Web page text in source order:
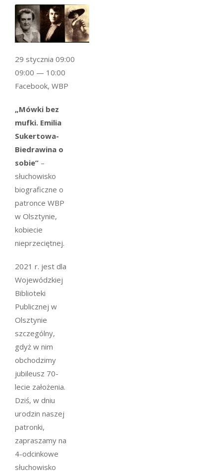
„Mówki bez
mufki. Emilia
Sukertowa-
Biedrawina o
sobie” –
słuchowisko
biograficzne o
patronce WBP
w Olsztynie,
kobiecie
nieprzeciętnej.
2021 r. jest dla
Wojewódzkiej
Biblioteki
Publicznej w
Olsztynie
szczególny,
gdyż w nim
obchodzimy
jubileusz 70-
lecie założenia.
Dziś, w dniu
urodzin naszej
patronki,
zapraszamy na
4-odcinkowe
słuchowisko
29 stycznia 09:00
09:00 — 10:00
Facebook, WBP